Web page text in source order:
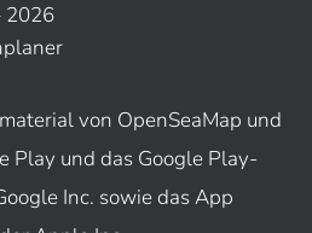
2026
von OpenSeaMap und
Play und das Google Play-
Inc. sowie das App